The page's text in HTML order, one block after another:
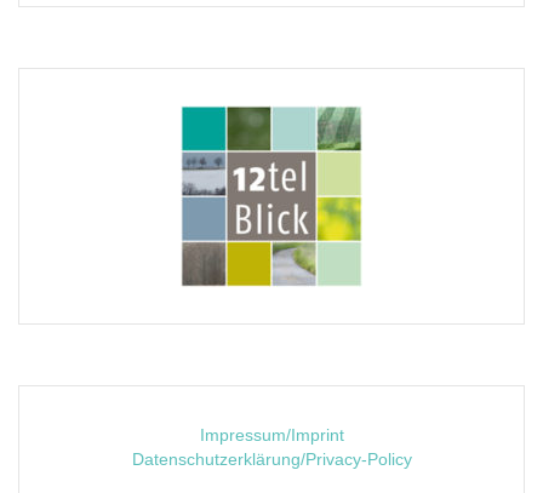
Impressum/Imprint
Datenschutzerklärung/Privacy-Policy